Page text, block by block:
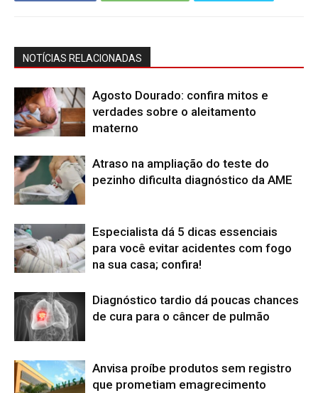
NOTÍCIAS RELACIONADAS
Agosto Dourado: confira mitos e
verdades sobre o aleitamento
materno
Atraso na ampliação do teste do
pezinho dificulta diagnóstico da AME
Especialista dá 5 dicas essenciais
para você evitar acidentes com fogo
na sua casa; confira!
Diagnóstico tardio dá poucas chances
de cura para o câncer de pulmão
Anvisa proíbe produtos sem registro
que prometiam emagrecimento